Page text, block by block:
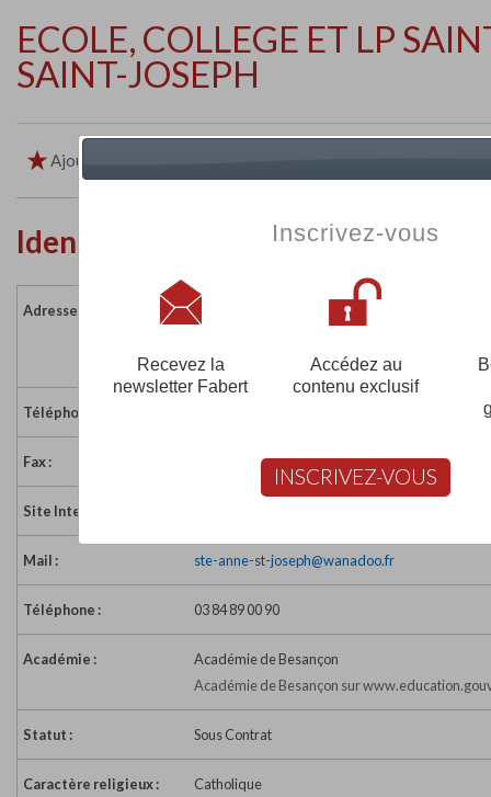
ECOLE, COLLEGE ET LP
SAINT-JOSEPH
Ajouter aux favoris
Identité de l'établissement
Adresse :
1 rue de la Tannerie - BP 39 / BP 54
France
Téléphone :
Fax : 03 84 89 00 88
Site Internet :
Mail : ste-anne-st-joseph@wanadoo.fr
Téléphone : 03 84 89 00 90
Académie :
Académie de Besançon
Académie de Besançon sur
Statut : Sous Contrat
Caractère religieux : Catholique
Inscrivez-vous
Recevez la
newsletter Fabert
Accédez au
contenu exclusif
INSCRIVEZ-VOUS